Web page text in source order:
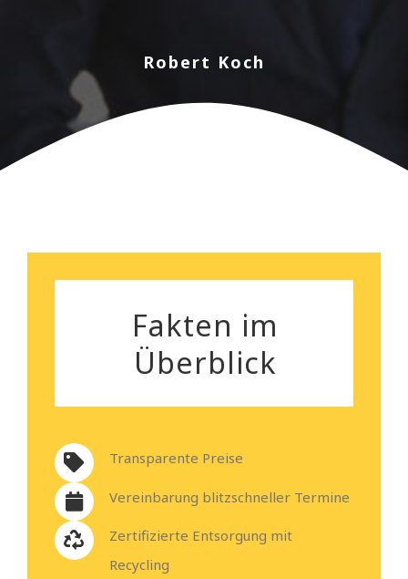
Robert Koch
nebenbei bemerkt, das
Preisleistungsverhältnis ist
wirklich überzeugend.
Fakten im
Überblick
Transparente Preise
Vereinbarung blitzschneller Termine
Zertifizierte Entsorgung mit
Recycling